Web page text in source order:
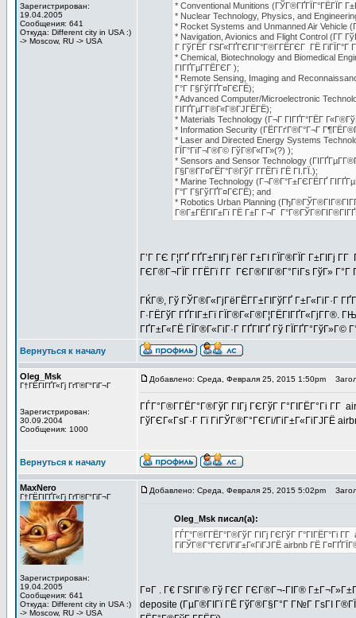
Зарегистрирован:
19.04.2005
Сообщения: 641
Откуда: Different city in USA :)
-> Moscow, RU -> USA
* Conventional Munitions (ГЎГ®ГҐГЇГ°ГЁГЇГ
* Nuclear Technology, Physics, and
* Rocket Systems and Unmanned Air Vehicle
* Navigation, Avionics and Flight Control (Г­Г
Г ГўГЁГ ГЅГ«ГҐГЄГІГ°Г®Г­ГЁГЄГ ГЁ ГіГЇГ°Г
* Chemical, Biotechnology and Biomedical
ГІГҐГµГ­ГЁГЄГ );
* Remote Sensing, Imaging and
Г°Г Г§ГўГҐГ¤ГЄГЁ);
* Advanced Computer/Microelectronic
ГІГҐГµГ­Г®Г«Г®ГЈГЁГЁ);
* Materials Technology (Г¬Г ГІГҐГ°ГЁГ
* Information Security (ГЁГ­ГґГ®Г°Г¬Г
* Laser and Directed Energy Systems
ГЇГ°ГїГ¬Г®Г© ГўГ®Г«Г­Г»(?) );
* Sensors and Sensor Technology
Г§Г®Г­Г¤ГЁГ°Г®ГўГ Г­ГЁГї ГЁ ГІ.ГЇ.);
* Marine Technology (Г¬Г®Г°Г±ГЄГЁГҐ
Г°Г Г§ГўГҐГ¤ГЄГЁ); and
* Robotics Urban Planning
Г®Г±ГЁГІГ±Гї ГЁ Г±Г Г¬Г
Г’Г ГЄ Г¦ГҐ ГҐГ±ГІГј ГёГ Г±ГІ ГЇГ®ГЇГ Г±ГІГј
ГЄГ®Г¬ГЇГ Г­ГЁГї Г­Г ГЄГ®ГІГ®Г°ГіГѕ ГўГ» Г°Г
ГЌГ®, Гў ГЎГ®Г«ГјГёГЁГ­Г±ГІГўГҐ Г±Г«ГіГ·Г
Г·ГЁГўГ ГҐГІГ±Гї ГЇГ®Г«Г®Г¦ГЁГІГҐГ«ГјГ­Г®.
ГҐГ±Г«ГЁ ГЇГ®Г«ГіГ·Г ГҐГІГҐ Гў ГЇГҐГ°ГўГ»Г©
Вернуться к началу
Oleg_Msk
Г†ГЁГІГҐГ«Гј ГґГ®Г°ГіГ¬Г
Зарегистрирован:
30.09.2004
Сообщения: 1000
Добавлено: Среда, Февраля 25, 2015 1:50pm
ГЃГ°Г®Г­ГЁГ°Г®ГўГ ГІГј ГЄГўГ Г°ГІГЁГ°Гі Г­Г
ГўГЄГ«ГѕГ·Г Гї ГіГЎГ®Г°ГЄГі/ГіГ±Г«ГіГЈГЁ
Вернуться к началу
MaxNero
Г†ГЁГІГҐГ«Гј ГґГ®Г°ГіГ¬Г
Зарегистрирован:
19.04.2005
Сообщения: 641
Откуда: Different city in USA :)
-> Moscow, RU -> USA
Добавлено: Среда, Февраля 25, 2015 5:02pm
Oleg_Msk писал(а):
ГЃГ°Г®Г­ГЁГ°Г®ГўГ ГІГј ГЄГўГ Г°ГІГЁГ°Гі Г­Г
ГіГЎГ®Г°ГЄГі/ГіГ±Г«ГіГЈГЁ airbnb ГЁ
Г¤Г . Г€ ГЅГІГ® Гў ГЄГ ГЄГ®Г¬-ГІГ®
deposite (ГµГ®ГІГї ГЁ ГўГ®Г§Г°Г Г№Г ГѕГІ